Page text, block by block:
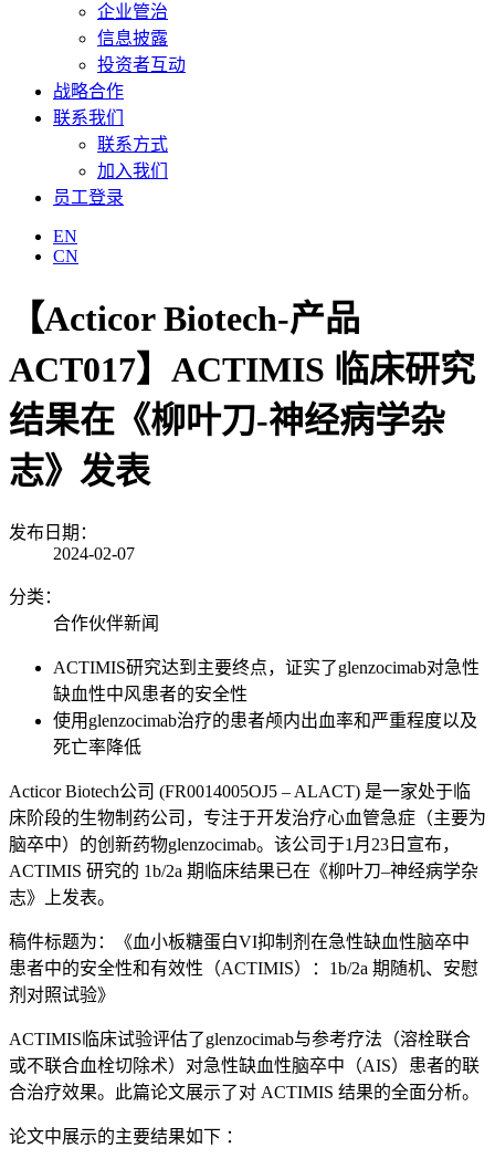
企业管治
信息披露
投资者互动
战略合作
联系我们
联系方式
加入我们
员工登录
EN
CN
【Acticor Biotech-产品
ACT017】ACTIMIS 临床研究
结果在《柳叶刀-神经病学杂
志》发表
发布日期：
2024-02-07
分类：
合作伙伴新闻
ACTIMIS研究达到主要终点，证实了glenzocimab对急性
缺血性中风患者的安全性
使用 glenzocimab治疗的患者颅内出血率和严重程度以及
死亡率降低
Acticor Biotech公司 (FR0014005OJ5 – ALACT) 是一家处于临
床阶段的生物制药公司，专注于开发治疗心血管急症（主要为
脑卒中）的创新药物glenzocimab。该公司于1 月 23 日宣布，
ACTIMIS 研究的 1b/2a 期临床结果已在《柳叶刀–神经病学杂
志》上发表。
稿件标题为：《血小板糖蛋白VI抑制剂在急性缺血性脑卒中
患者中的安全性和有效性（ACTIMIS）： 1b/2a 期随机、安慰
剂对照试验》
ACTIMIS 临床试验评估了glenzocimab与参考疗法（溶栓联合
或不联合血栓切除术）对急性缺血性脑卒中（AIS）患者的联
合治疗效果。此篇论文展示了对 ACTIMIS 结果的全面分析。
论文中展示的主要结果如下 ：